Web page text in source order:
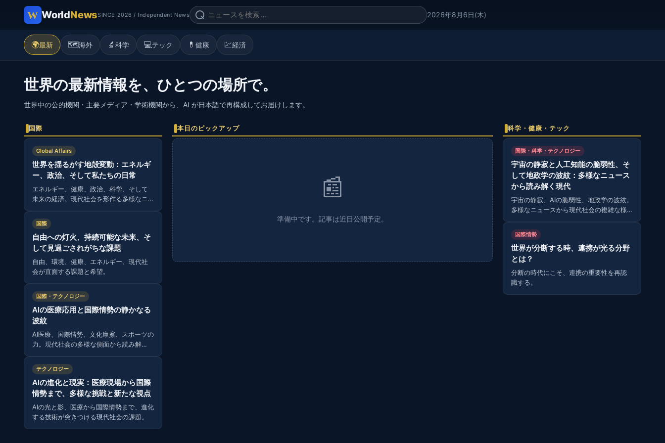
WorldNewsSINCE 2026 / Independent News 2026年8月6日(木)
🌍最新 🗺️海外 🔬 科学 💻テック 💊 健康 💹経済
世界の最新情報を、ひとつの場所で。
世界中の公的機関・主要メディア・学術機関から、AI が日本語で再構成してお届けします。
国際
Global Affairs
世界を揺るがす地殻変動：エネルギ
ー、政治、そして私たちの日常
エネルギー、健康、政治、科学、そして
未来の経済。現代社会を形作る多様なニ
点。
国際
自由への灯火、持続可能な未来、そ
して見過ごされがちな課題
自由、環境、健康、エネルギー。現代社
会が直面する課題と希望。
国際・テクノロジー
AIの医療応用と国際情勢の静かなる
波紋
AI医療、国際情勢、文化摩擦、スポーツの
力。現代社会の多様な側面から読み解
テクノロジー
AIの進化と現実：医療現場から国際
情勢まで、多様な挑戦と新たな視点
AIの光と影、医療から国際情勢まで、進化
する技術が突きつける現代社会の課題。
本日のピックアップ
📰
準備中です。記事は近日公開予定。
科学・健康・テック
国際・科学・テクノロジー
宇宙の静寂と人工知能の脆弱性、そ
して地政学の波紋：多様なニュース
から読み解く現代
宇宙の静寂、AIの脆弱性、地政学の波紋。
多様なニュースから現代社会の複雑な様
国際情勢
世界が分断する時、連携が光る分野
とは？
分断の時代にこそ、連携の重要性を再認
識する。